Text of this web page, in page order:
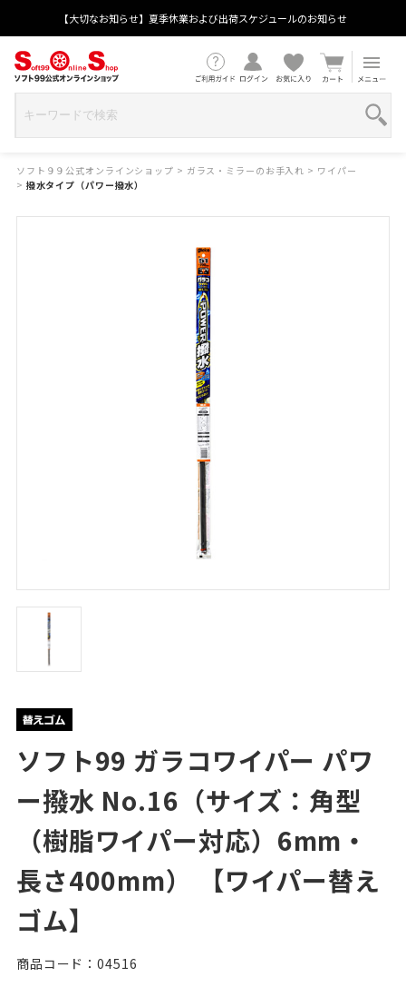
【大切なお知らせ】夏季休業および出荷スケジュールのお知らせ
ソフト９９公式オンラインショップ > ガラス・ミラーのお手入れ > ワイパー
> 撥水タイプ（パワー撥水）
ソフト99 ガラコワイパー パワ
ー撥水 No.16（サイズ：角型
（樹脂ワイパー対応）6mm・
長さ400mm） 【ワイパー替え
ゴム】
商品コード：04516